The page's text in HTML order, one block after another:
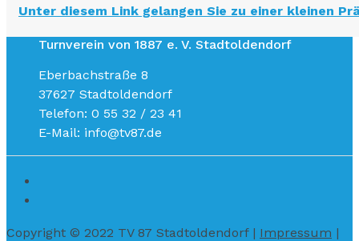
Unter diesem Link gelangen Sie zu einer kleinen
Turnverein von 1887 e. V. Stadtoldendorf
Eberbachstraße 8
37627 Stadtoldendorf
Telefon: 0 55 32 / 23 41
E-Mail: info@tv87.de
Copyright © 2022 TV 87 Stadtoldendorf | Impressum |